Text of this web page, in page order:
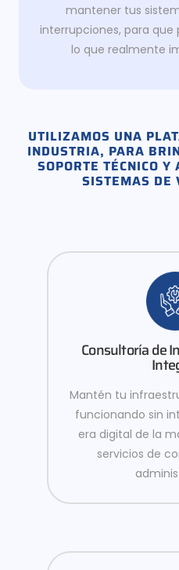
mantener tus
interrupciones, para
lo que realmente
UTILIZAMOS UNA
INDUSTRIA, PARA
SOPORTE TÉCNICO
SISTEMAS DE
Consultoría de
Mantén tu
funcionando sin
era digital de la
servicios de